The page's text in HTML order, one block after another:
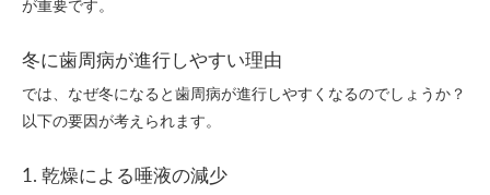
が重要です。
冬に歯周病が進行しやすい理由
では、なぜ冬になると歯周病が進行しやすくなるのでしょうか？
以下の要因が考えられます。
1. 乾燥による唾液の減少